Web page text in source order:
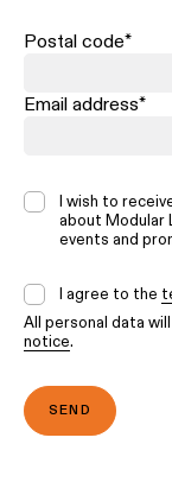
Postal code*
Email address*
I wish to
about Modular
events and
I agree to the
All personal data
notice.